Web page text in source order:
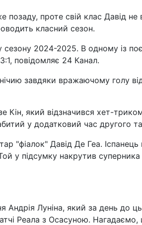
позаду, проте свій клас Давід не
класний сезон.
сезону 2024-2025. В одному із
повідомляє 24 Канал.
завдяки вражаючому голу
Кін, який відзначився хет-
у додатковий час другого
"фіалок" Давід Де Геа.
у підсумку накрутив
Луніна, який за день до
Реала з Осасуною.